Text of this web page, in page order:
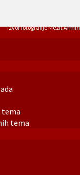
tema
Izvor fotografije Mezit Armin